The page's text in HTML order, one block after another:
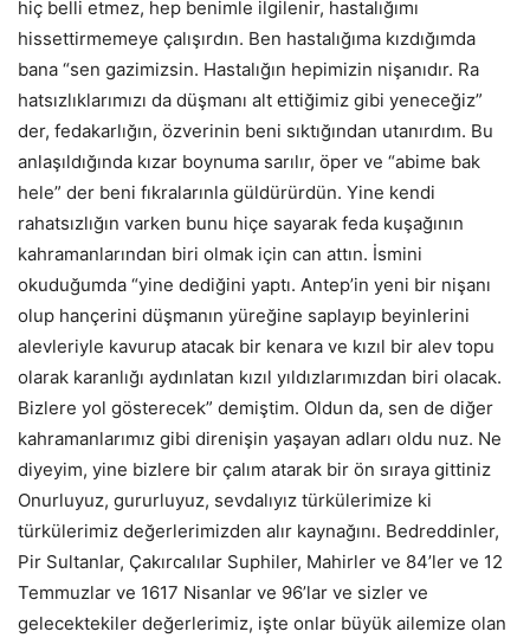
hiç belli etmez, hep benimle ilgilenir, hastalığımı
hissettirmemeye çalışırdın. Ben hastalığıma kızdığımda
bana “sen gazimizsin. Hastalığın hepimizin nişanıdır. Ra
hatsızlıklarımızı da düşmanı alt ettiğimiz gibi yeneceğiz”
der, fedakarlığın, özverinin beni sıktığından utanırdım. Bu
anlaşıldığında kızar boynuma sarılır, öper ve “abime bak
hele” der beni fıkralarınla güldürürdün. Yine kendi
rahatsızlığın varken bunu hiçe sayarak feda kuşağının
kahramanlarından biri olmak için can attın. İsmini
okuduğumda “yine dediğini yaptı. Antep’in yeni bir nişanı
olup hançerini düşmanın yüreğine saplayıp beyinlerini
alevleriyle kavurup atacak bir kenara ve kızıl bir alev topu
olarak karanlığı aydınlatan kızıl yıldızlarımızdan biri olacak.
Bizlere yol gösterecek” demiştim. Oldun da, sen de diğer
kahramanlarımız gibi direnişin yaşayan adları oldu nuz. Ne
diyeyim, yine bizlere bir çalım atarak bir ön sıraya gittiniz
Onurluyuz, gururluyuz, sevdalıyız türkülerimize ki
türkülerimiz değerlerimizden alır kaynağını. Bedreddinler,
Pir Sultanlar, Çakırcalılar Suphiler, Mahirler ve 84’ler ve 12
Temmuzlar ve 1617 Nisanlar ve 96’lar ve sizler ve
gelecektekiler değerlerimiz, işte onlar büyük ailemize olan